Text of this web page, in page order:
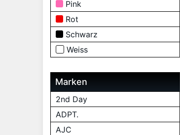
Pink
Rot
Schwarz
Weiss
Marken
2nd Day
ADPT.
AJC